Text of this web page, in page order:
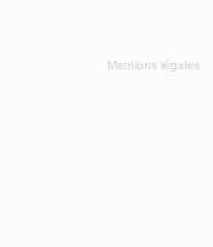
Mentions légales